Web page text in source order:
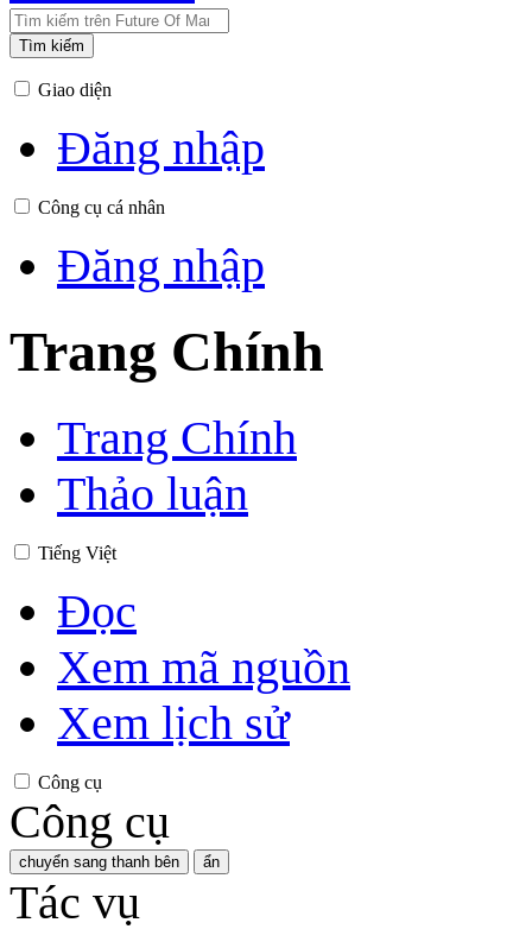
Tìm kiếm
Giao diện
Đăng nhập
Công cụ cá nhân
Đăng nhập
Trang Chính
Trang Chính
Thảo luận
Tiếng Việt
Đọc
Xem mã nguồn
Xem lịch sử
Công cụ
Công cụ
chuyển sang thanh bên ẩn
Tác vụ